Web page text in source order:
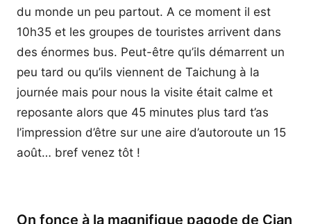
du monde un peu partout. A ce moment il est
10h35 et les groupes de touristes arrivent dans
des énormes bus. Peut-être qu’ils démarrent un
peu tard ou qu’ils viennent de Taichung à la
journée mais pour nous la visite était calme et
reposante alors que 45 minutes plus tard t’as
l’impression d’être sur une aire d’autoroute un 15
août… bref venez tôt !
On fonce à la magnifique pagode de Cian